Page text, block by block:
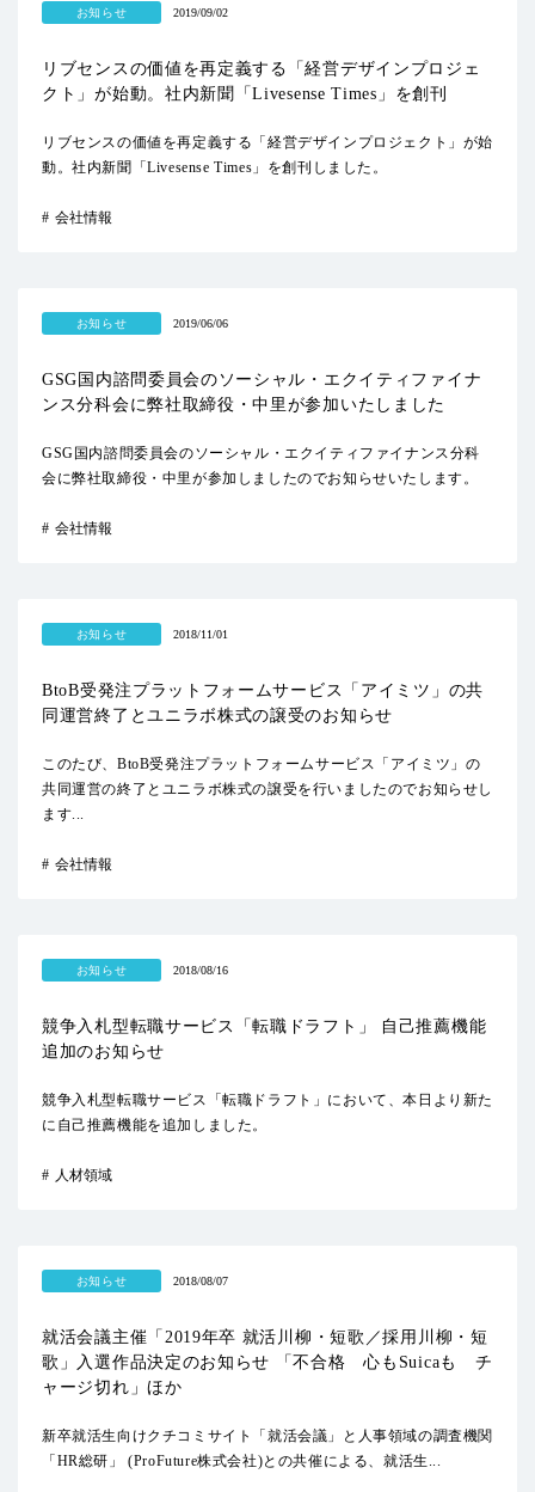
お知らせ 2019/09/02
リブセンスの価値を再定義する「経営デザインプロジェ
クト」が始動。社内新聞「Livesense Times」を創刊
リブセンスの価値を再定義する「経営デザインプロジェクト」が始
動。社内新聞「Livesense Times」を創刊しました。
会社情報
お知らせ 2019/06/06
GSG国内諮問委員会のソーシャル・エクイティファイナ
ンス分科会に弊社取締役・中里が参加いたしました
GSG国内諮問委員会のソーシャル・エクイティファイナンス分科
会に弊社取締役・中里が参加しましたのでお知らせいたします。
会社情報
お知らせ 2018/11/01
BtoB受発注プラットフォームサービス「アイミツ」の共
同運営終了とユニラボ株式の譲受のお知らせ
このたび、BtoB受発注プラットフォームサービス「アイミツ」の
共同運営の終了とユニラボ株式の譲受を行いましたのでお知らせし
ます...
会社情報
お知らせ 2018/08/16
競争入札型転職サービス「転職ドラフト」 自己推薦機能
追加のお知らせ
競争入札型転職サービス「転職ドラフト」において、本日より新た
に自己推薦機能を追加しました。
人材領域
お知らせ 2018/08/07
就活会議主催「2019年卒 就活川柳・短歌／採用川柳・短
歌」入選作品決定のお知らせ 「不合格 心もSuicaも チ
ャージ切れ」ほか
新卒就活生向けクチコミサイト「就活会議」と人事領域の調査機関
「HR総研」 (ProFuture株式会社)との共催による、就活生...